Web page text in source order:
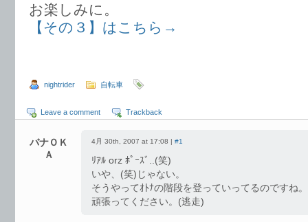
お楽しみに。
【その３】はこちら→
nightrider 自転車
Leave a comment Trackback
バナＯＫ
Ａ
4月 30th, 2007 at 17:08 | #1
ﾘｱﾙ orz ﾎﾟｰｽﾞ..(笑)
いや、(笑)じゃない。
そうやってｵﾄﾅの階段を登っていってるのですね。
頑張ってください。(逃走)